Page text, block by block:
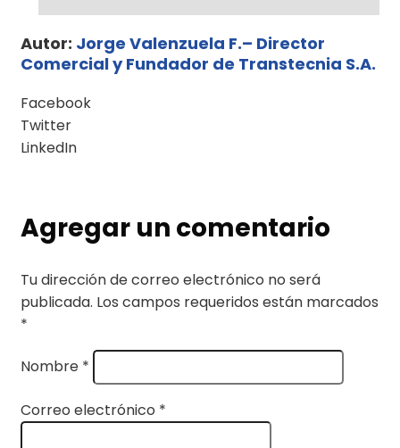
Autor: Jorge Valenzuela F.– Director
Comercial y Fundador de Transtecnia S.A.
Facebook
Twitter
LinkedIn
Agregar un comentario
Tu dirección de correo electrónico no será
publicada. Los campos requeridos están marcados
*
Nombre *
Correo electrónico *